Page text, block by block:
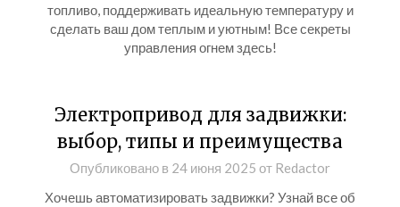
топливо, поддерживать идеальную температуру и
сделать ваш дом теплым и уютным! Все секреты
управления огнем здесь!
Электропривод для задвижки:
выбор, типы и преимущества
Опубликовано в 24 июня 2025 от Redactor
Хочешь автоматизировать задвижки? Узнай все об